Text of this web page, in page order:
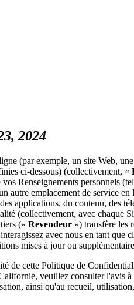
2024
(par exemple, un site Web,
ci-dessous) (collectivement, «
Renseignements personnels
autre emplacement de service
applications, du contenu, des
(collectivement, avec chaque
(« Revendeur ») transfère les
avec nous en tant
mises à jour ou
de cette Politique de
veuillez consulter l'avis
ainsi qu'au recueil,